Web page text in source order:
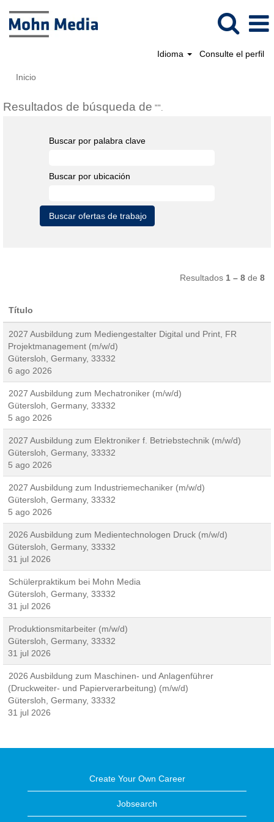
Idioma Consulte el perfil
Inicio
Resultados de búsqueda de "".
Buscar por palabra clave
Buscar por ubicación
Resultados 1 – 8 de 8
Título
2027 Ausbildung zum Mediengestalter Digital und Print, FR
Projektmanagement (m/w/d)
Gütersloh, Germany, 33332
6 ago 2026
2027 Ausbildung zum Mechatroniker (m/w/d)
Gütersloh, Germany, 33332
5 ago 2026
2027 Ausbildung zum Elektroniker f. Betriebstechnik (m/w/d)
Gütersloh, Germany, 33332
5 ago 2026
2027 Ausbildung zum Industriemechaniker (m/w/d)
Gütersloh, Germany, 33332
5 ago 2026
2026 Ausbildung zum Medientechnologen Druck (m/w/d)
Gütersloh, Germany, 33332
31 jul 2026
Schülerpraktikum bei Mohn Media
Gütersloh, Germany, 33332
31 jul 2026
Produktionsmitarbeiter (m/w/d)
Gütersloh, Germany, 33332
31 jul 2026
2026 Ausbildung zum Maschinen- und Anlagenführer
(Druckweiter- und Papierverarbeitung) (m/w/d)
Gütersloh, Germany, 33332
31 jul 2026
Create Your Own Career
Jobsearch